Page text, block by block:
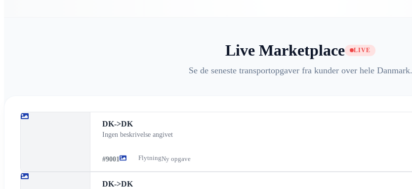
Live Marketplace LIVE
Se de seneste transportopgaver fra kunder over hele Danmark.
DK->DK
Ingen beskrivelse angivet
#9001 FlytningNy opgave
DK->DK